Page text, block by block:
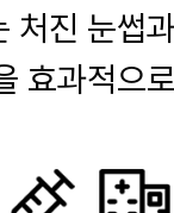
처진 눈썹
효과적으